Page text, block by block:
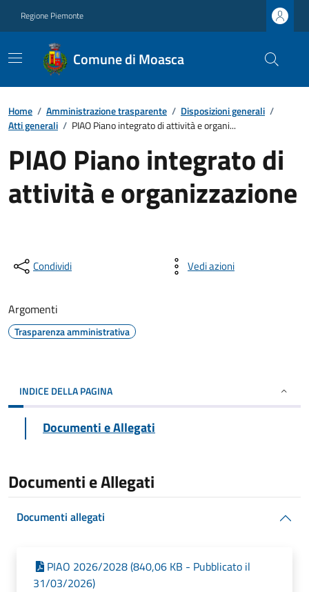
Regione Piemonte
Comune di Moasca
Home / Amministrazione trasparente / Disposizioni generali /
Atti generali / PIAO Piano integrato di attività e organi...
PIAO Piano integrato di
attività e organizzazione
Condividi Vedi azioni
Argomenti
Trasparenza amministrativa
INDICE DELLA PAGINA
Documenti e Allegati
Documenti e Allegati
Documenti allegati
PIAO 2026/2028 (840,06 KB - Pubblicato il
31/03/2026)